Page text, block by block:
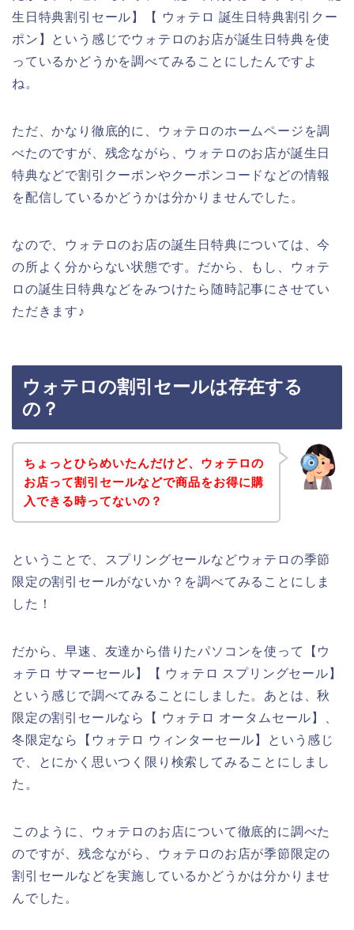
生日特典割引セール】【 ウォテロ 誕生日特典割引クー
ポン】という感じでウォテロのお店が誕生日特典を使
っているかどうかを調べてみることにしたんですよ
ね。
ただ、かなり徹底的に、ウォテロのホームページを調
べたのですが、残念ながら、ウォテロのお店が誕生日
特典などで割引クーポンやクーポンコードなどの情報
を配信しているかどうかは分かりませんでした。
なので、ウォテロのお店の誕生日特典については、今
の所よく分からない状態です。だから、もし、ウォテ
ロの誕生日特典などをみつけたら随時記事にさせてい
ただきます♪
ウォテロの割引セールは存在する
の？
ちょっとひらめいたんだけど、ウォテロの
お店って割引セールなどで商品をお得に購
入できる時ってないの？
ということで、スプリングセールなどウォテロの季節
限定の割引セールがないか？を調べてみることにしま
した！
だから、早速、友達から借りたパソコンを使って【ウ
ォテロ サマーセール】【 ウォテロ スプリングセール】
という感じで調べてみることにしました。あとは、秋
限定の割引セールなら【 ウォテロ オータムセール】、
冬限定なら【ウォテロ ウィンターセール】という感じ
で、とにかく思いつく限り検索してみることにしまし
た。
このように、ウォテロのお店について徹底的に調べた
のですが、残念ながら、ウォテロのお店が季節限定の
割引セールなどを実施しているかどうかは分かりませ
んでした。